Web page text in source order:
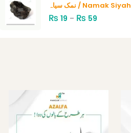
نمک سیاہ / Namak Siyah
₨ 19 – ₨ 59